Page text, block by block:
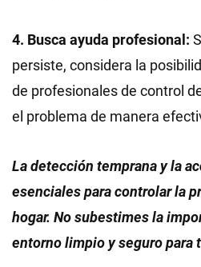
4. Busca ayuda profesional:
persiste, considera la
de profesionales de control
el problema de manera
La detección temprana y la
esenciales para controlar la
hogar. No subestimes la
entorno limpio y seguro para